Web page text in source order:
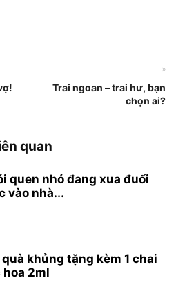
»
Trai ngoan – trai hư, bạn
chọn ai?
quan
quen nhỏ đang xua đuổi
vào nhà...
quà khủng tặng kèm 1 chai
2ml